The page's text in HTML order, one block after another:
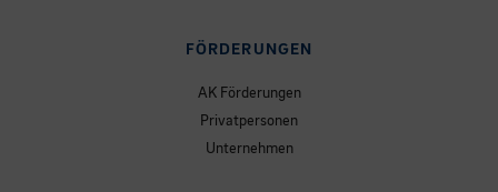
FÖRDERUNGEN
AK Förderungen
Privatpersonen
Unternehmen